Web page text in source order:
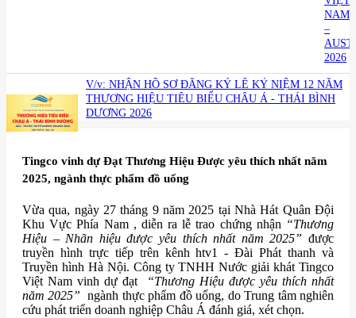
NAM
–
2026
V/v: NHẬN HỒ SƠ ĐĂNG KÝ LỄ KỶ NIỆM 12 NĂM
THƯƠNG HIỆU TIÊU BIỂU CHÂU Á - THÁI BÌNH
DƯƠNG 2026
​Tingco vinh dự Đạt Thương Hiệu Được yêu thích nhất năm
2025, ngành thực phẩm đồ uống
Vừa qua, ngày 27 tháng 9 năm 2025 tại Nhà Hát Quân Đội
Khu Vực Phía Nam , diễn ra lễ trao chứng nhận “Thương
Hiệu – Nhãn hiệu được yêu thích nhất năm 2025” được
truyền hình trực tiếp trên kênh htv1 - Đài Phát thanh và
Truyền hình Hà Nội. Công ty TNHH Nước giải khát Tingco
Việt Nam vinh dự đạt
“Thương Hiệu được yêu thích nhất
năm 2025” ngành thực phẩm đồ uống, do Trung tâm nghiên
cứu phát triển doanh nghiệp Châu Á đánh giá, xét chọn.